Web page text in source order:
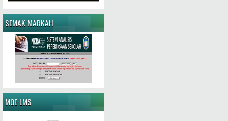
SEMAK MARKAH
MOE LMS